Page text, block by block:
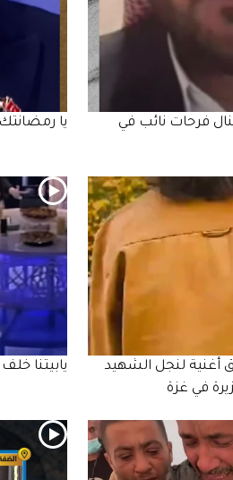
فرحات نائب في
يا
أغنية لنجل الشهيد
في غزة
يابيتنا